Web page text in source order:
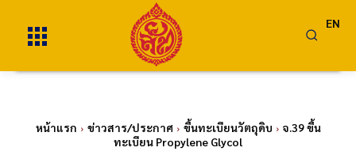
EN
หน้าแรก ข่าวสาร/ประกาศ ขึ้นทะเบียนวัตถุดิบ
จ.39 ขึ้น
ทะเบียน Propylene Glycol